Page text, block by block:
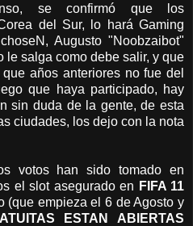
se confirmó que los
del Sur, lo hará Gaming
Augusto "Noobzaibot"
le salga como debe salir, y que
años anteriores no fue del
que haya participado, hay
sin duda de la gente, de esta
ciudades, los dejo con la nota
votos han sido tomado en
el slot asegurado en FIFA 11
(que empieza el 6 de Agosto y
ESTAN ABIERTAS